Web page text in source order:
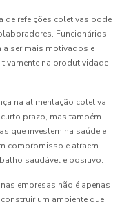
de refeições coletivas pode
Funcionários
a ser mais motivados e
na produtividade
na alimentação coletiva
prazo, mas também
que investem na saúde e
compromisso e atraem
saudável e positivo.
empresas não é apenas
um ambiente que